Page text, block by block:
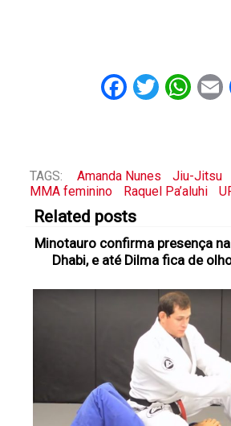
TAGS: Amanda Nunes Jiu-Jitsu
MMA feminino
Raquel Pa’aluhi
Related posts
Minotauro confirma presença
Dhabi, e até Dilma fica de